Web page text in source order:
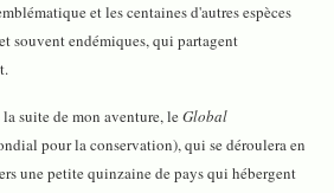
et les centaines d'autres espèces
souvent endémiques, qui partagent
suite de mon aventure, leGlobal
pour la conservation), qui se déroulera en
une petite quinzaine de pays qui hébergent